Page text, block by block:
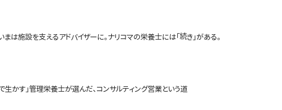
まは施設を支えるアドバイザーに。ナリコマの栄養士には「続き」がある。
生かす」管理栄養士が選んだ、コンサルティング営業という道